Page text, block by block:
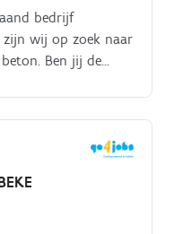
bedrijf
zijn wij op zoek naar
Ben jij de